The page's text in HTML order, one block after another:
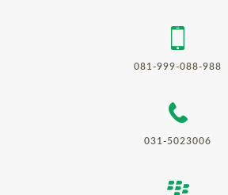
081-999-088-988
031-5023006